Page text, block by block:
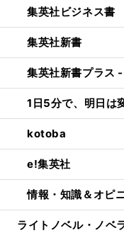
集英社ビジネス書
集英社新書
集英社新書プラス
1日5分で、明日は
kotoba
e!集英社
情報・知識＆オピ
ライトノベル・ノベ